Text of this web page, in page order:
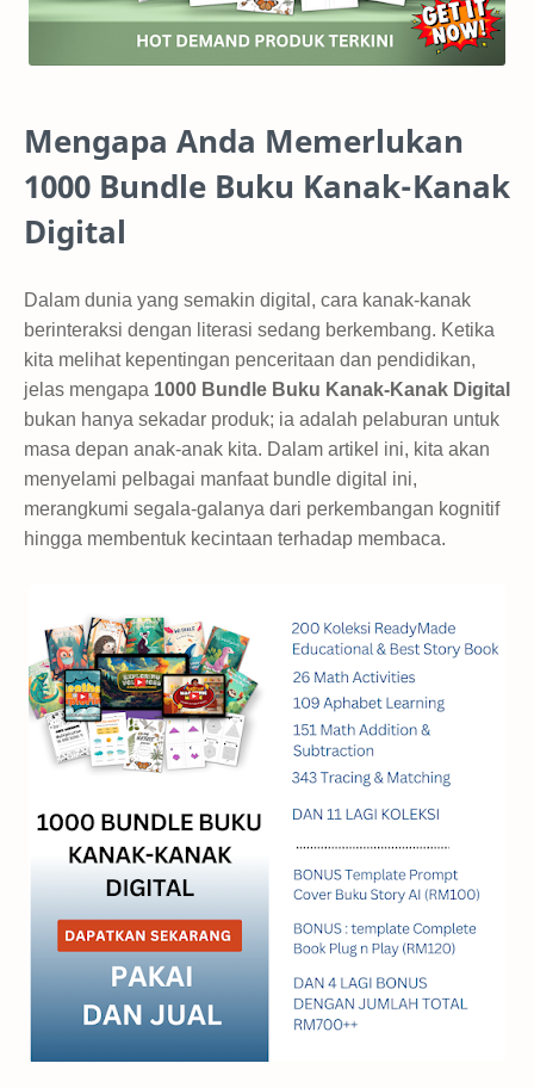
Mengapa Anda Memerlukan
1000 Bundle Buku Kanak-Kanak
Digital
Dalam dunia yang semakin digital, cara kanak-kanak
berinteraksi dengan literasi sedang berkembang. Ketika
kita melihat kepentingan penceritaan dan pendidikan,
jelas mengapa 1000 Bundle Buku Kanak-Kanak Digital
bukan hanya sekadar produk; ia adalah pelaburan untuk
masa depan anak-anak kita. Dalam artikel ini, kita akan
menyelami pelbagai manfaat bundle digital ini,
merangkumi segala-galanya dari perkembangan kognitif
hingga membentuk kecintaan terhadap membaca.